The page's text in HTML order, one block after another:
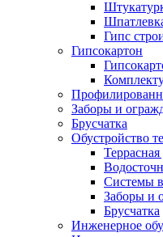
Гипс
Гипсокартон
Заборы и
Брусчатка
Обустройство
Террасная
Системы
Заборы и
Брусчатка
Инженерное